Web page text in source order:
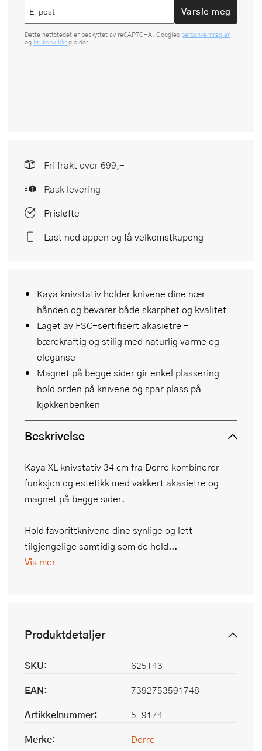
Varsle meg
Dette nettstedet er beskyttet av reCAPTCHA. Googles personvernregler
og brukervilkår gjelder.
Kaya knivstativ holder knivene dine nær
hånden og bevarer både skarphet og kvalitet
Laget av FSC-sertifisert akasietre –
bærekraftig og stilig med naturlig varme og
eleganse
Magnet på begge sider gir enkel plassering –
hold orden på knivene og spar plass på
kjøkkenbenken
Beskrivelse
Kaya XL knivstativ 34 cm fra Dorre kombinerer
funksjon og estetikk med vakkert akasietre og
magnet på begge sider.
Hold favorittknivene dine synlige og lett
tilgjengelige samtidig som de hold...
Vis mer
Fri frakt over 699,-
Rask levering
Prisløfte
Last ned appen og få velkomstkupong
Produktdetaljer
SKU:
625143
EAN:
7392753591748
Artikkelnummer:
5-9174
Merke:
Dorre